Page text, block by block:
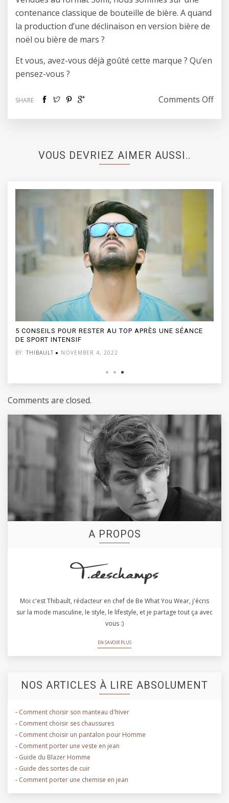
contenance classique de bouteille de bière. A quand
la production d’une déclinaison en version bière de
noël ou bière de mars ?
Et vous, avez-vous déjà goûté cette marque ? Qu’en
pensez-vous ?
SHARE Comments Offon
VOUS DEVRIEZ AIMER AUSSI..
5 CONSEILS POUR RESTER AU TOP APRÈS UNE SÉANCE
DE SPORT INTENSIF
BY: THIBAULT NOVEMBER 4, 2022
Comments are closed.
A PROPOS
Moi c'est Thibault, rédacteur en chef de Be What You Wear, j'écris
sur la mode masculine, le style, le lifestyle, et je partage tout ça avec
vous :)
EN SAVOIR PLUS
NOS ARTICLES À LIRE ABSOLUMENT
- Comment choisir son manteau d'hiver
- Comment choisir ses chaussures
- Comment choisir un pantalon pour Homme
- Comment porter une veste en jean
- Guide du Blazer Homme
- Guide des sortes de cuir
- Comment porter une chemise en jean